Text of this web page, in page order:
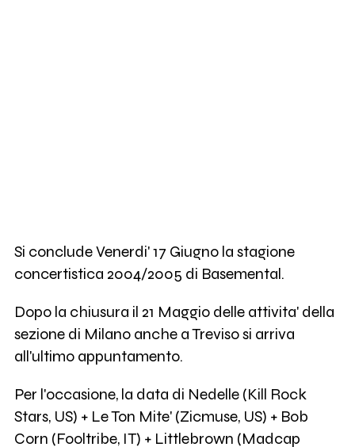
Si conclude Venerdi' 17 Giugno la stagione
concertistica 2004/2005 di Basemental.
Dopo la chiusura il 21 Maggio delle attivita' della
sezione di Milano anche a Treviso si arriva
all'ultimo appuntamento.
Per l'occasione, la data di Nedelle (Kill Rock
Stars, US) + Le Ton Mite' (Zicmuse, US) + Bob
Corn (Fooltribe, IT) + Littlebrown (Madcap